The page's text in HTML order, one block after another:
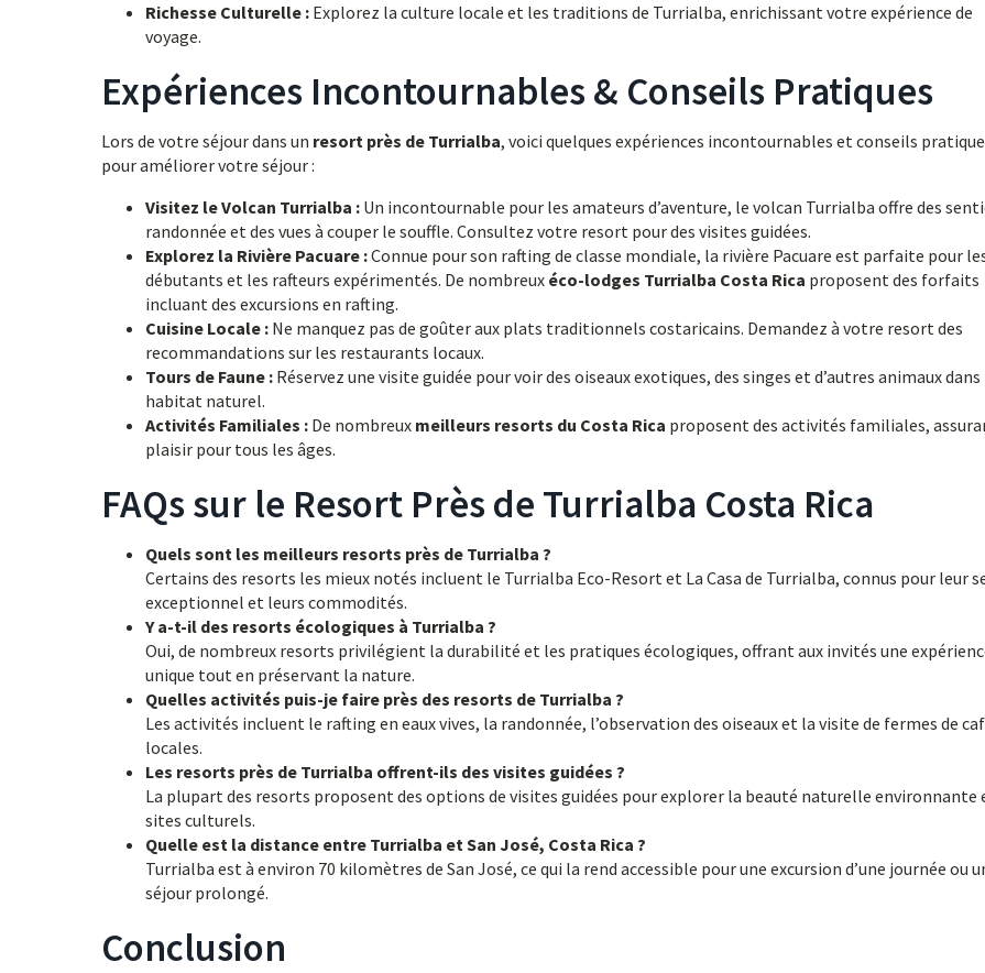
Richesse Culturelle : Explorez la culture locale et les traditions de Turrialba, enrichissant votre expérience de
voyage.
Expériences Incontournables & Conseils Pratiques
Lors de votre séjour dans un resort près de Turrialba, voici quelques expériences incontournables et conseils
pour améliorer votre séjour :
Visitez le Volcan Turrialba : Un incontournable pour les amateurs d’aventure, le volcan Turrialba offre des
randonnée et des vues à couper le souffle. Consultez votre resort pour des visites guidées.
Explorez la Rivière Pacuare :Connue pour son rafting de classe mondiale, la rivière Pacuare est parfaite pour
débutants et les rafteurs expérimentés. De nombreux éco-lodges Turrialba Costa Rica proposent des forfaits
incluant des excursions en rafting.
Cuisine Locale : Ne manquez pas de goûter aux plats traditionnels costaricains. Demandez à votre resort des
recommandations sur les restaurants locaux.
Tours de Faune : Réservez une visite guidée pour voir des oiseaux exotiques, des singes et d’autres animaux
habitat naturel.
Activités Familiales : De nombreux meilleurs resorts du Costa Rica proposent des activités familiales,
plaisir pour tous les âges.
FAQs sur le Resort Près de Turrialba Costa Rica
Quels sont les meilleurs resorts près de Turrialba ?
Certains des resorts les mieux notés incluent le Turrialba Eco-Resort et La Casa de Turrialba, connus pour leur
exceptionnel et leurs commodités.
Y a-t-il des resorts écologiques à Turrialba ?
Oui, de nombreux resorts privilégient la durabilité et les pratiques écologiques, offrant aux invités une
unique tout en préservant la nature.
Quelles activités puis-je faire près des resorts de Turrialba ?
Les activités incluent le rafting en eaux vives, la randonnée, l’observation des oiseaux et la visite de fermes de
locales.
Les resorts près de Turrialba offrent-ils des visites guidées ?
La plupart des resorts proposent des options de visites guidées pour explorer la beauté naturelle environnante
sites culturels.
Quelle est la distance entre Turrialba et San José, Costa Rica ?
Turrialba est à environ 70 kilomètres de San José, ce qui la rend accessible pour une excursion d’une journée ou
séjour prolongé.
Conclusion